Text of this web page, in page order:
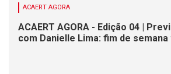
ACAERT AGORA
ACAERT AGORA - Edição 04 |
com Danielle Lima: fim de